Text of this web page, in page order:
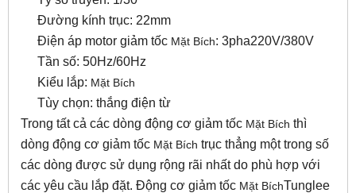
Đường kính trục: 22mm
Điện áp motor giảm tốc Mặt Bích: 3pha220V/380V
Tần số: 50Hz/60Hz
Kiểu lắp: Mặt Bích
Tùy chọn: thắng điện từ
Trong tất cả các dòng động cơ giảm tốc Mặt Bích thì
dòng động cơ giảm tốc Mặt Bích trục thẳng một trong số
các dòng được sử dụng rộng rãi nhất do phù hợp với
các yêu cầu lắp đặt. Động cơ giảm tốc Mặt BíchTunglee